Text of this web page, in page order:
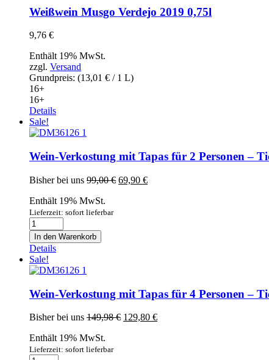
Weißwein Musgo Verdejo 2019 0,75l
9,76 €
Enthält 19% MwSt.
zzgl. Versand
Grundpreis: (13,01 € / 1 L)
16+
16+
Details
Sale!
Wein-Verkostung mit Tapas für 2 Personen –
Bisher bei uns 99,00€ Ursprünglicher
69,90 €Aktueller
Enthält 19% MwSt.
Lieferzeit: sofort lieferbar
Wein-
Verkostung
mit
Tapas
für
2
Personen
-
Menge
In den Warenkorb
Details
Sale!
Wein-Verkostung mit Tapas für 4 Personen –
Bisher bei uns 149,98€ Ursprünglicher
129,80 €Aktueller
Enthält 19% MwSt.
Lieferzeit: sofort lieferbar